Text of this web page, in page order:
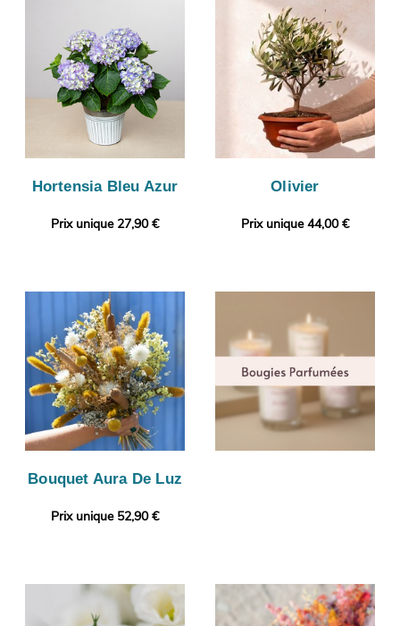
Hortensia Bleu Azur
Prix unique 27,90 €
Olivier
Prix unique 44,00 €
Bouquet Aura De Luz
Prix unique 52,90 €